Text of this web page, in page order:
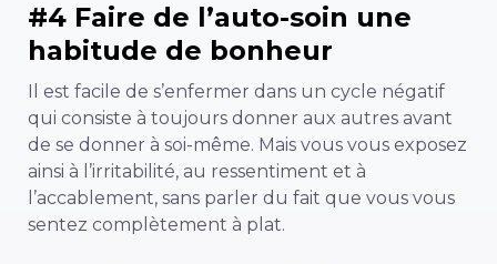
#4 Faire de l’auto-soin une
habitude de bonheur
Il est facile de s’enfermer dans un cycle négatif
qui consiste à toujours donner aux autres avant
de se donner à soi-même. Mais vous vous exposez
ainsi à l’irritabilité, au ressentiment et à
l’accablement, sans parler du fait que vous vous
sentez complètement à plat.